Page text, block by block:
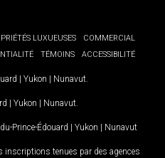
LUXUEUSES
COMMERCIAL
TÉMOINS ACCESSIBILITÉ
| Yukon | Nunavut
| Yukon | Nunavut
du-Prince-Édouard | Yukon | Nunavut
inscriptions tenues par des agences